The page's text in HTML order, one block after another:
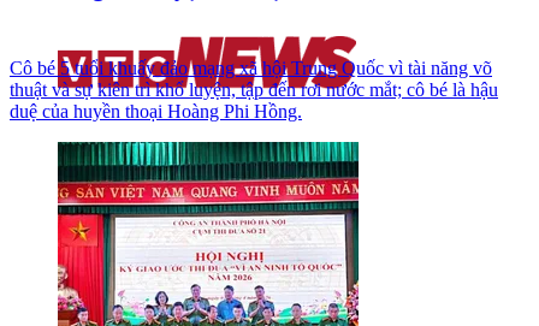
Cô bé 5 tuổi khuấy đảo mạng xã hội Trung Quốc vì tài năng võ
thuật và sự kiên trì khổ luyện, tập đến rơi nước mắt; cô bé là hậu
duệ của huyền thoại Hoàng Phi Hồng.